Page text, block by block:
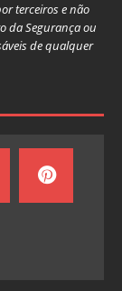
terceiros e não
da Segurança ou
de qualquer